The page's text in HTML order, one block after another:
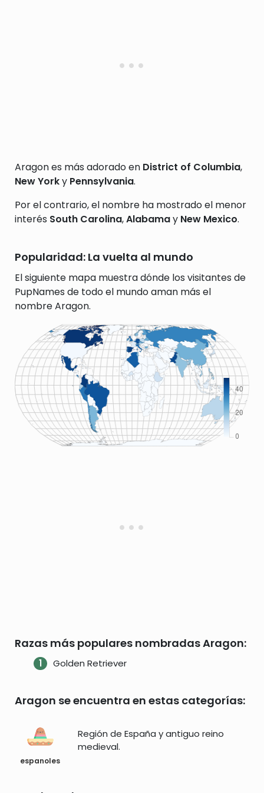
Aragon es más adorado en District of Columbia,
New Yorky Pennsylvania.
Por el contrario, el nombre ha mostrado el menor
interés South Carolina,Alabamay New Mexico.
Popularidad: La vuelta al mundo
El siguiente mapa muestra dónde los visitantes de
PupNames de todo el mundo aman más el
nombre Aragon.
Razas más populares nombradas Aragon:
Golden Retriever
Aragon se encuentra en estas categorías:
espanoles
Región de España y antiguo reino
medieval.